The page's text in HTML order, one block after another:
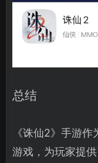
总结
《诛仙2》手游
游戏，为玩家提